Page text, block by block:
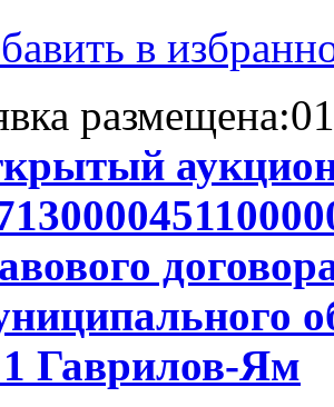
в
Гаврилов-Ям